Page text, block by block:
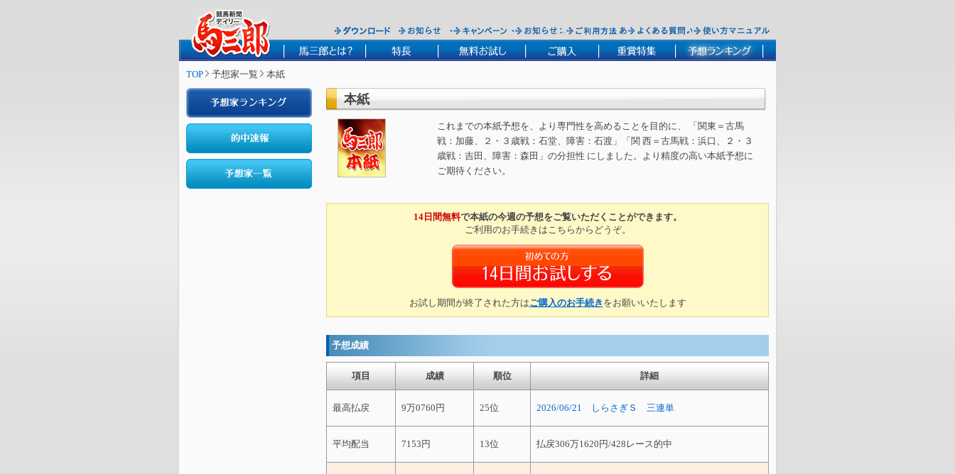
TOP 予想家一覧 本紙
本紙
これまでの本紙予想を、より専門性を高めることを目的に、 「関東＝古馬
戦：加藤、２・３歳戦：石堂、障害：石渡」「関 西＝古馬戦：浜口、２・３
歳戦：吉田、障害：森田」の分担性 にしました。より精度の高い本紙予想に
ご期待ください。
14日間無料で本紙の今週の予想をご覧いただくことができます。
ご利用のお手続きはこちらからどうぞ。
お試し期間が終了された方はご購入のお手続き をお願いいたします
予想成績
項目 成績 順位 詳細
最高払戻 9万0760円 25位 2026/06/21 しらさぎＳ 三連単
平均配当 7153円 13位 払戻306万1620円/428レース的中